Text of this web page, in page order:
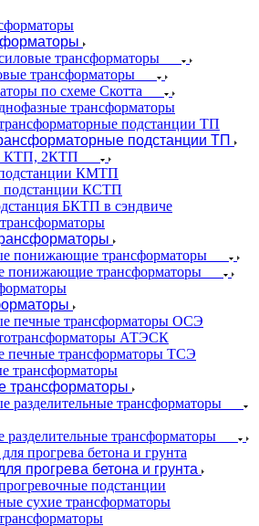
трансформаторы
трансформаторы
по схеме Скотта
трансформаторы
подстанции ТП
КТП, 2КТП
КМТП
подстанции КСТП
БКТП в сэндвиче
понижающие трансформаторы
понижающие трансформаторы
печные трансформаторы ОСЭ
АТЭСК
печные трансформаторы ТСЭ
трансформаторы
разделительные трансформаторы
разделительные трансформаторы
прогрева бетона и грунта
подстанции
сухие трансформаторы